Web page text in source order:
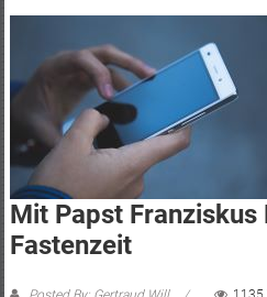
Mit Papst Franziskus
Fastenzeit